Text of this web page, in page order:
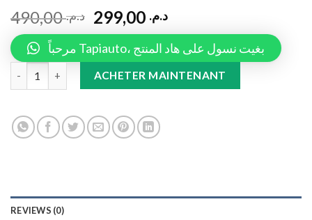
د.م.490,00 د.م.
مرحباً Tapiauto، بغيت نسول على هاد المنتج
Tapis coffer sur mesure 5008 quantity
ACHETER MAINTENANT
REVIEWS (0)